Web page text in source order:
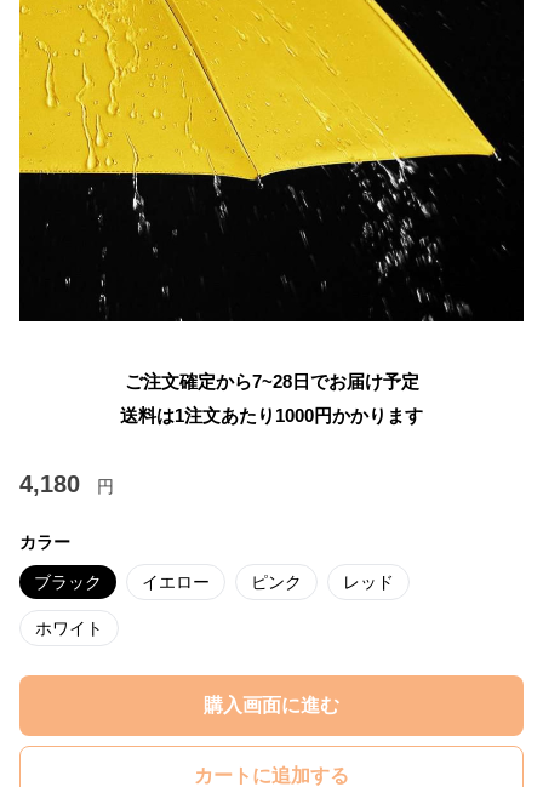
ご注文確定から7~28日でお届け予定
送料は1注文あたり 1000円かかります
4,180 円
カラー
ブラック イエロー ピンク レッド
ホワイト
購入画面に進む
カートに追加する